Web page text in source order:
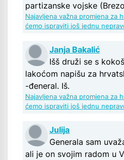
partizanske vojske
Najavljena važna promjena za
ćemo ispraviti još jednu
Janja Bakalić
Išš druži se s
lakoćom napišu za
-đeneral. Iš.
Najavljena važna promjena za
ćemo ispraviti još jednu
Julija
Generala sam
ali je on svojim radom u